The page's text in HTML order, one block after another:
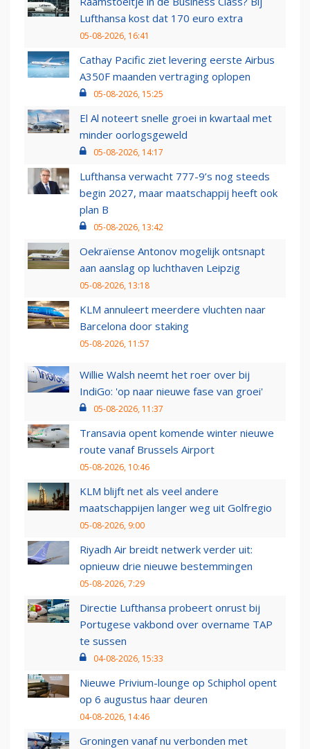
Lufthansa kost dat 170 euro extra
05-08-2026, 16:41
Cathay Pacific ziet levering eerste Airbus
A350F maanden vertraging oplopen
05-08-2026, 15:25
El Al noteert snelle groei in kwartaal met
minder oorlogsgeweld
05-08-2026, 14:17
Lufthansa verwacht 777-9’s nog steeds
begin 2027, maar maatschappij heeft ook
plan B
05-08-2026, 13:42
Oekraïense Antonov mogelijk ontsnapt
aan aanslag op luchthaven Leipzig
05-08-2026, 13:18
KLM annuleert meerdere vluchten naar
Barcelona door staking
05-08-2026, 11:57
Willie Walsh neemt het roer over bij
IndiGo: 'op naar nieuwe fase van groei'
05-08-2026, 11:37
Transavia opent komende winter nieuwe
route vanaf Brussels Airport
05-08-2026, 10:46
KLM blijft net als veel andere
maatschappijen langer weg uit Golfregio
05-08-2026, 9:00
Riyadh Air breidt netwerk verder uit:
opnieuw drie nieuwe bestemmingen
05-08-2026, 7:29
Directie Lufthansa probeert onrust bij
Portugese vakbond over overname TAP
te sussen
04-08-2026, 15:33
Nieuwe Privium-lounge op Schiphol opent
op 6 augustus haar deuren
04-08-2026, 14:46
Groningen vanaf nu verbonden met